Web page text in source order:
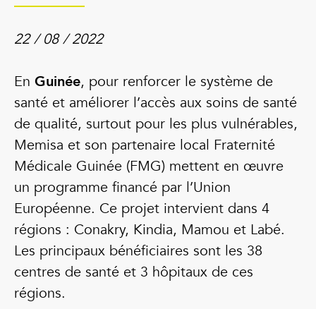
22 / 08 / 2022
En Guinée, pour renforcer le système de
santé et améliorer l’accès aux soins de santé
de qualité, surtout pour les plus vulnérables,
Memisa et son partenaire local Fraternité
Médicale Guinée (FMG) mettent en œuvre
un programme financé par l’Union
Européenne. Ce projet intervient dans 4
régions : Conakry, Kindia, Mamou et Labé.
Les principaux bénéficiaires sont les 38
centres de santé et 3 hôpitaux de ces
régions.